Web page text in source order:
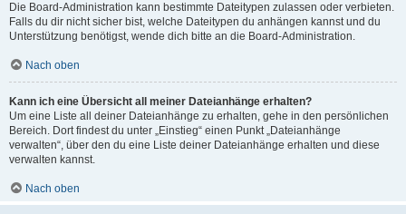
Die Board-Administration kann bestimmte Dateitypen zulassen oder verbieten.
Falls du dir nicht sicher bist, welche Dateitypen du anhängen kannst und du
Unterstützung benötigst, wende dich bitte an die Board-Administration.
Nach oben
Kann ich eine Übersicht all meiner Dateianhänge erhalten?
Um eine Liste all deiner Dateianhänge zu erhalten, gehe in den persönlichen
Bereich. Dort findest du unter „Einstieg“ einen Punkt „Dateianhänge
verwalten“, über den du eine Liste deiner Dateianhänge erhalten und diese
verwalten kannst.
Nach oben